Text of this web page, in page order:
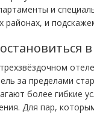
и
районах, и
за пределами
более гибкие
Для пар,